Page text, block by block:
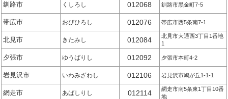
釧路市 くしろし 012068 釧路市黒金町7-5
帯広市 おびひろし 012076 帯広市西5条南7-1
北見市 きたみし 012084
北見市大通西3丁目1番地
1
夕張市 ゆうばりし 012092 夕張市本町4-2
岩見沢市 いわみざわし 012106 岩見沢市鳩が丘1-1-1
網走市 あばしりし 012114
網走市南5条東1丁目10番
地